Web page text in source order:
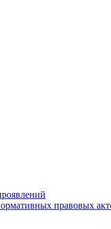
правовых